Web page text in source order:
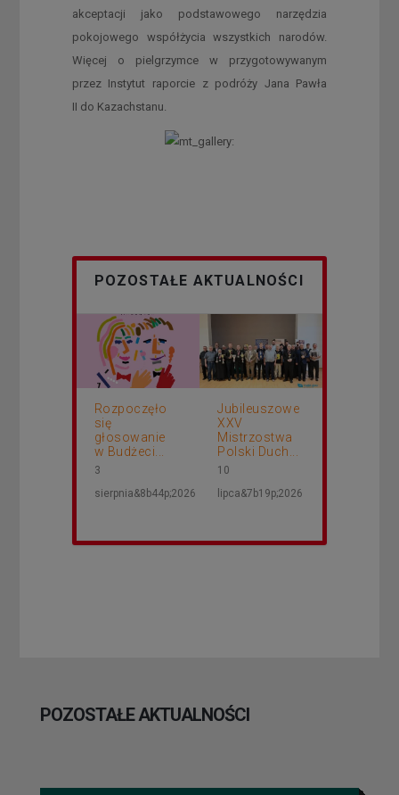
akceptacji jako podstawowego narzędzia
pokojowego współżycia wszystkich narodów.
Więcej o pielgrzymce w przygotowywanym
przez Instytut raporcie z podróży Jana Pawła
II do Kazachstanu.
POZOSTAŁE AKTUALNOŚCI
Rozpoczęło
się
głosowanie
w Budżeci...
3
sierpnia&8b44p;2026
Jubileuszowe
XXV
Mistrzostwa
Polski Duch...
10
lipca&7b19p;2026
POZOSTAŁE AKTUALNOŚCI